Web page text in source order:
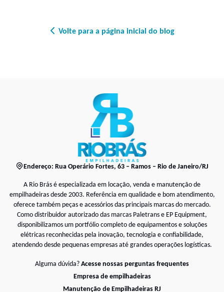
Volte para a página inicial do blog
Endereço: Rua Operário Fortes, 63 – Ramos – Rio de Janeiro/RJ
A Rio Brás é especializada em locação, venda e manutenção de
empilhadeiras desde 2003. Referência em qualidade e bom atendimento,
oferece também peças e acessórios das principais marcas do mercado.
Como distribuidor autorizado das marcas Paletrans e EP Equipment,
disponibilizamos um portfólio completo de equipamentos e soluções
elétricas reconhecidas pela inovação, tecnologia e confiabilidade,
atendendo desde pequenas empresas até grandes operações logísticas.
Alguma dúvida? Acesse nossas perguntas frequentes
Empresa de empilhadeiras
Manutenção de Empilhadeiras RJ